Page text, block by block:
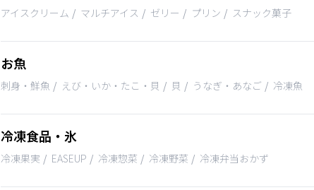
アイスクリーム マルチアイス ゼリー プリン スナック菓子
お魚
刺身・鮮魚 えび・いか・たこ・貝 貝 うなぎ・あなご 冷凍魚
冷凍食品・氷
冷凍果実 EASEUP 冷凍惣菜 冷凍野菜 冷凍弁当おかず